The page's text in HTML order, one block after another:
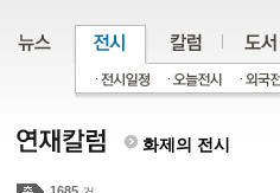
화제의 전시